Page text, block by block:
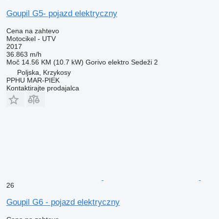
Goupil G5- pojazd elektryczny
Cena na zahtevo
Motocikel - UTV
2017
36.863 m/h
Moč 14.56 KM (10.7 kW) Gorivo elektro Sedeži 2
Poljska, Krzykosy
PPHU MAR-PIEK
Kontaktirajte prodajalca
26
Goupil G6 - pojazd elektryczny